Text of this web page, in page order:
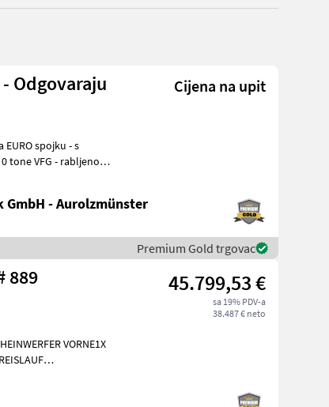
Odgovaraju
Cijena na upit
- Aurolzmünster
Premium Gold trgovac
G 2700 HD X-TRA # 889 45.799,53 €
sa 19% PDV-a
38.487 € neto
VORNE1X